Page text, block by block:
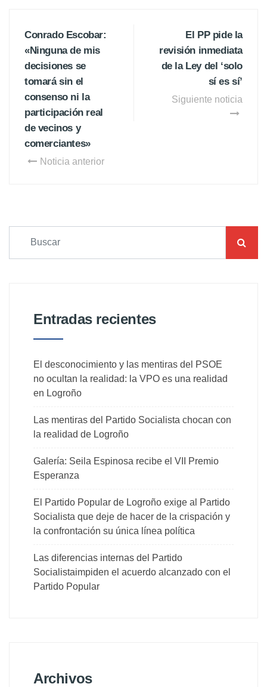
Conrado Escobar:
«Ninguna de mis
decisiones se
tomará sin el
consenso ni la
participación real
de vecinos y
comerciantes»
Noticia anterior
El PP pide la
revisión inmediata
de la Ley del ‘solo
sí es sí’
Siguiente noticia
Entradas recientes
El desconocimiento y las mentiras del PSOE
no ocultan la realidad: la VPO es una realidad
en Logroño
Las mentiras del Partido Socialista chocan con
la realidad de Logroño
Galería: Seila Espinosa recibe el VII Premio
Esperanza
El Partido Popular de Logroño exige al Partido
Socialista que deje de hacer de la crispación y
la confrontación su única línea política
Las diferencias internas del Partido
Socialistaimpiden el acuerdo alcanzado con el
Partido Popular
Archivos